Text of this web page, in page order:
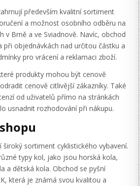
především kvalitní sortiment
a možnost osobního odběru na
v Brně a ve Sviadnově. Navíc, obchod
při objednávkách nad určitou částku a
pro vrácení a reklamaci zboží.
produkty mohou být cenově
cenově citlivější zákazníky. Také
od uživatelů přímo na stránkách
usnadnit rozhodování při nákupu.
široký sortiment cyklistického vybavení.
typy kol, jako jsou horská kola,
a dětská kola. Obchod se pyšní
která je známá svou kvalitou a